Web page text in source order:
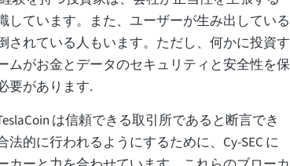
しています。また、ユーザーが生み出している
されている人もいます。ただし、何かに投資す
ムがお金とデータのセキュリティと安全性を保
要があります.
は信頼できる取引所であると断言でき
法的に行われるようにするために、Cy-SEC に